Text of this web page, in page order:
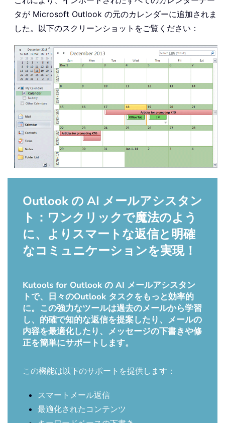
タが Microsoft Outlook の元のカレンダーに追加されま
した。以下のスクリーンショットをご覧ください：
Outlook の AI メールアシスタン
ト：ワンクリックで魔法のよう
に、よりスマートな返信と明確
なコミュニケーションを実現！
Kutools for Outlook の AI メールアシスタン
トで、日々のOutlook タスクをもっと効率的
に。この強力なツールは過去のメールから学習
し、的確で知的な返信を提案したり、メールの
内容を最適化したり、メッセージの下書きや修
正を簡単にサポートします。
この機能は以下のサポートを提供します：
スマートメール返信
最適化されたコンテンツ